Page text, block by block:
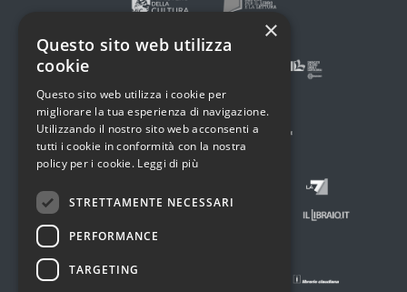
×
Questo sito web utilizza
cookie
Questo sito web utilizza i cookie per
migliorare la tua esperienza di navigazione.
Utilizzando il nostro sito web acconsenti a
tutti i cookie in conformità con la nostra
policy per i cookie. Leggi di più
STRETTAMENTE NECESSARI
PERFORMANCE
TARGETING